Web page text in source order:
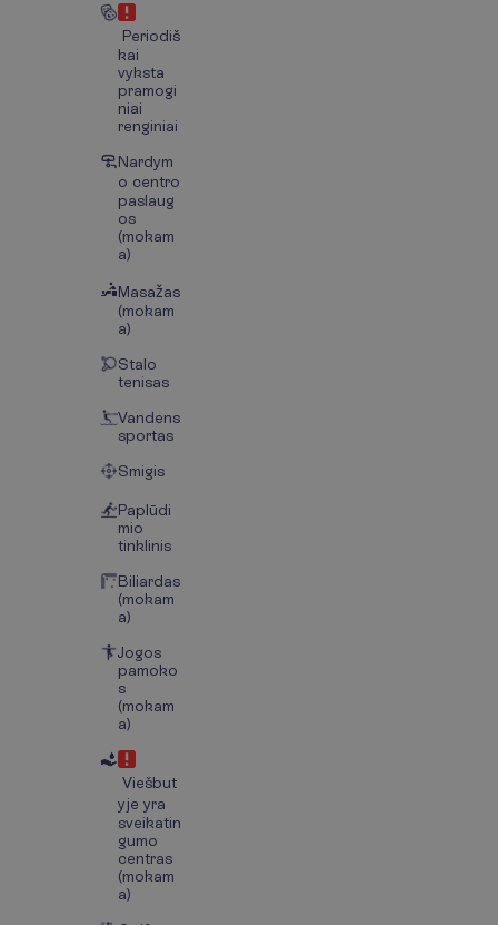
Periodiš
kai
vyksta
pramogi
niai
renginiai
Nardym
o centro
paslaug
os
(mokam
a)
Masažas
(mokam
a)
Stalo
tenisas
Vandens
sportas
Smigis
Paplūdi
mio
tinklinis
Biliardas
(mokam
a)
Jogos
pamoko
s
(mokam
a)
Viešbut
yje yra
sveikatin
gumo
centras
(mokam
a)